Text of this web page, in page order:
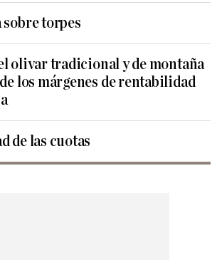
torpes
olivar tradicional y de montaña
los márgenes de rentabilidad
de las cuotas